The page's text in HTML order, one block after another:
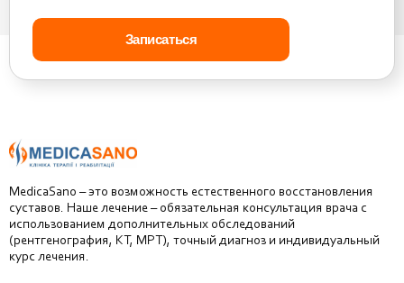
MedicaSano – это возможность естественного восстановления
суставов. Наше лечение – обязательная консультация врача с
использованием дополнительных обследований
(рентгенография, КТ, МРТ), точный диагноз и индивидуальный
курс лечения.